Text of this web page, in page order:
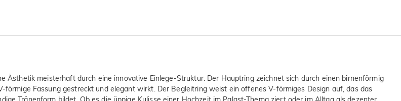
Ästhetik meisterhaft durch eine innovative Einlege-Struktur. Der Hauptring zeichnet sich durch einen birnenförmig
Fassung gestreckt und elegant wirkt. Der Begleitring weist ein offenes V-förmiges Design auf, das das